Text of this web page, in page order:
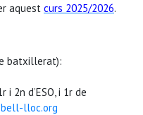
aquest curs 2025/2026.
batxillerat):
i 2n d’ESO, i 1r de
bell-lloc.org